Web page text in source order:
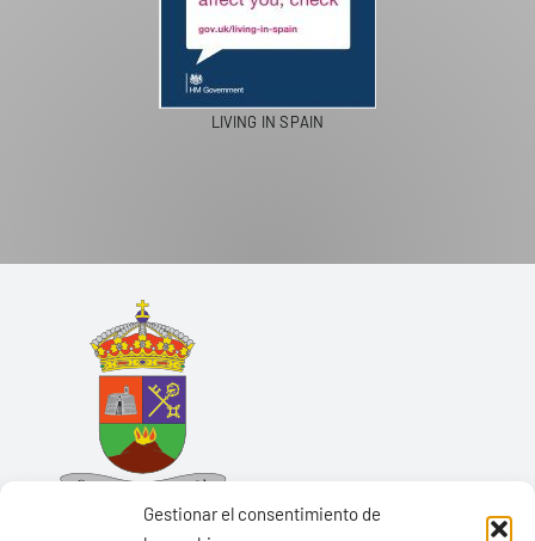
Gestionar el consentimiento de
LIVING IN SPAIN